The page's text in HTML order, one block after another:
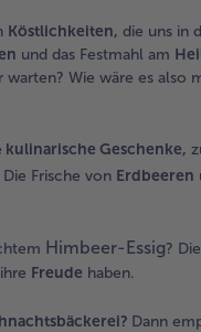
Köstlichkeiten, die uns in
und das Festmahl am
Wie wäre es also
kulinarische Geschenke,
Frische von Erdbeeren
Himbeer-Essig?
Freude haben.
Dann